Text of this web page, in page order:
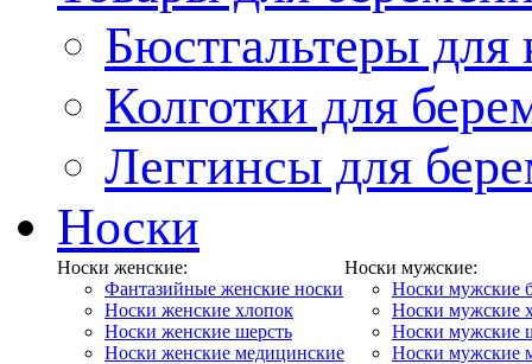
Бюстгальтеры
Колготки для
Леггинсы для
Носки
Носки женские:
Фантазийные женские носки
Носки женские хлопок
Носки женские шерсть
Носки женские медицинские
Носки мужские:
Носки мужские
Носки мужские
Носки мужские
Носки мужские